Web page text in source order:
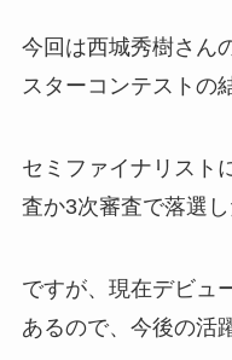
今回は西城秀樹さん
スターコンテストの
セミファイナリスト
査か3次審査で落選
ですが、現在デビュ
あるので、今後の活